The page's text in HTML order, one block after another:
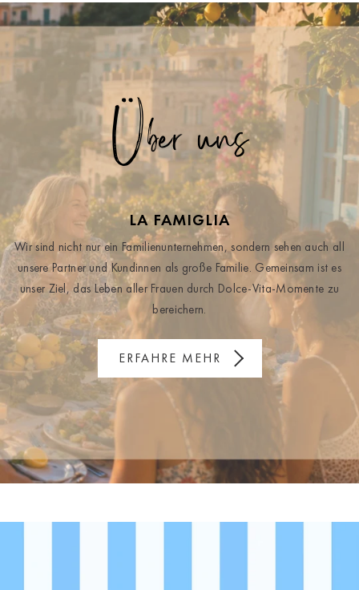
Über uns
LA FAMIGLIA
Wir sind nicht nur ein Familienunternehmen, sondern sehen auch all
unsere Partner und Kundinnen als große Familie. Gemeinsam ist es
unser Ziel, das Leben aller Frauen durch Dolce-Vita-Momente zu
bereichern.
ERFAHRE MEHR